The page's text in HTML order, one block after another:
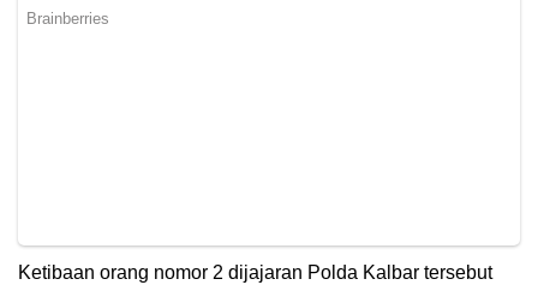
Ketibaan orang nomor 2 dijajaran Polda Kalbar tersebut